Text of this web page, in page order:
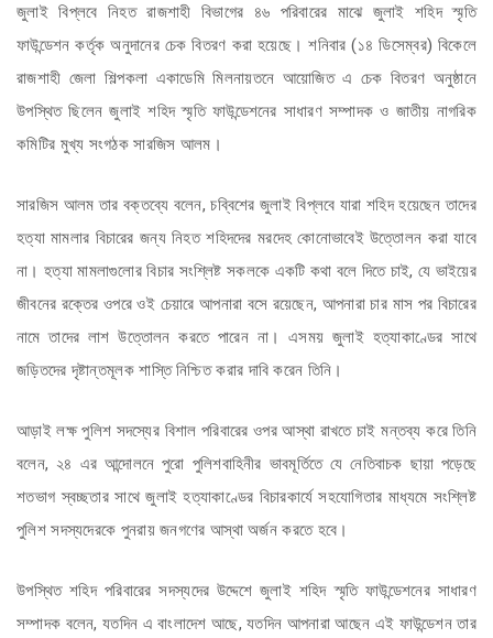
জুলাই বিপ্লবে নিহত রাজশাহী বিভাগের ৪৬ পরিবারের মাঝে জুলাই শহিদ স্মৃতি
ফাউন্ডেশন কর্তৃক অনুদানের চেক বিতরণ করা হয়েছে। শনিবার (১৪ ডিসেম্বর) বিকেলে
রাজশাহী জেলা শিল্পকলা একাডেমি মিলনায়তনে আয়োজিত এ চেক বিতরণ অনুষ্ঠানে
উপস্থিত ছিলেন জুলাই শহিদ স্মৃতি ফাউন্ডেশনের সাধারণ সম্পাদক ও জাতীয় নাগরিক
কমিটির মুখ্য সংগঠক সারজিস আলম।
সারজিস আলম তার বক্তব্যে বলেন, চব্বিশের জুলাই বিপ্লবে যারা শহিদ হয়েছেন তাদের
হত্যা মামলার বিচারের জন্য নিহত শহিদদের মরদেহ কোনোভাবেই উত্তোলন করা যাবে
না। হত্যা মামলাগুলোর বিচার সংশ্লিষ্ট সকলকে একটি কথা বলে দিতে চাই, যে ভাইয়ের
জীবনের রক্তের ওপরে ওই চেয়ারে আপনারা বসে রয়েছেন, আপনারা চার মাস পর বিচারের
নামে তাদের লাশ উত্তোলন করতে পারেন না। এসময় জুলাই হত্যাকাণ্ডের সাথে
জড়িতদের দৃষ্টান্তমূলক শাস্তি নিশ্চিত করার দাবি করেন তিনি।
আড়াই লক্ষ পুলিশ সদস্যের বিশাল পরিবারের ওপর আস্থা রাখতে চাই মন্তব্য করে তিনি
বলেন, ২৪ এর আন্দোলনে পুরো পুলিশবাহিনীর ভাবমূর্তিতে যে নেতিবাচক ছায়া পড়েছে
শতভাগ স্বচ্ছতার সাথে জুলাই হত্যাকাণ্ডের বিচারকার্যে সহযোগিতার মাধ্যমে সংশ্লিষ্ট
পুলিশ সদস্যদেরকে পুনরায় জনগণের আস্থা অর্জন করতে হবে।
উপস্থিত শহিদ পরিবারের সদস্যদের উদ্দেশে জুলাই শহিদ স্মৃতি ফাউন্ডেশনের সাধারণ
সম্পাদক বলেন, যতদিন এ বাংলাদেশ আছে, যতদিন আপনারা আছেন এই ফাউন্ডেশন তার